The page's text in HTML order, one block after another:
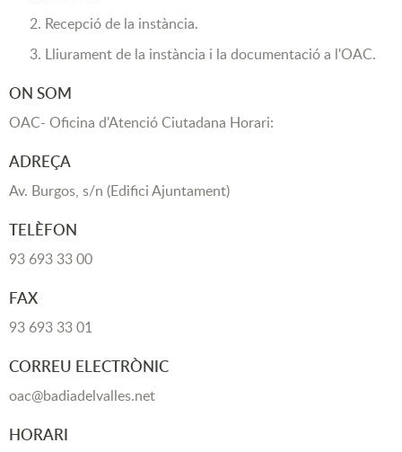
Recepció de la instància.
Lliurament de la instància i la documentació a l'OAC.
ON SOM
OAC- Oficina d'Atenció Ciutadana Horari:
ADREÇA
Av. Burgos, s/n (Edifici Ajuntament)
TELÈFON
93 693 33 00
FAX
93 693 33 01
CORREU ELECTRÒNIC
oac@badiadelvalles.net
HORARI